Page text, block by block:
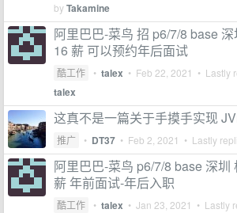
byTakamine
阿里巴巴-菜鸟 招 p6/7/8 base
16 薪 可以预约年后面试
酷工作 • talex • Feb 22, 2021 • Lastly
talex
这真不是一篇关于手摸手实现
推广 • DT37 • Feb 2, 2021 • Lastly
阿里巴巴-菜鸟 p6/7/8 base 深圳
薪 年前面试-年后入职
酷工作 • talex • Jan 23, 2021 • Lastly